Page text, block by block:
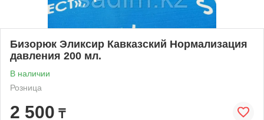
Бизорюк Эликсир Кавказский Нормализация
давления 200 мл.
В наличии
Розница
2 500 ₸